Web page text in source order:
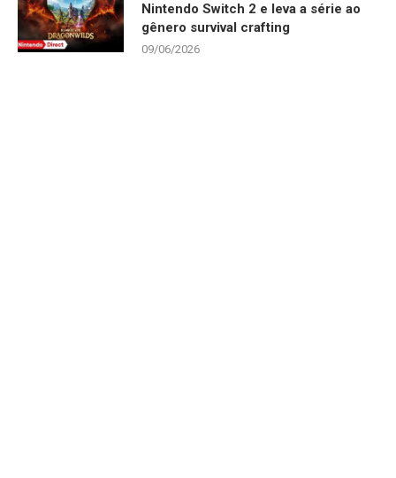
Nintendo Switch 2 e leva a série ao
gênero survival crafting
09/06/2026